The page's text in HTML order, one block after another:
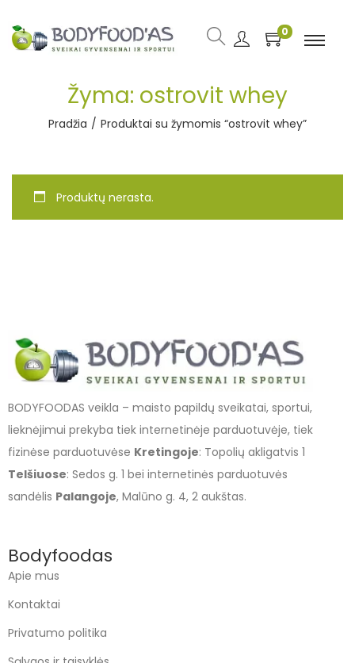
0
Žyma: ostrovit whey
Pradžia / Produktai su žymomis “ostrovit whey”
Produktų nerasta.
BODYFOODAS veikla – maisto papildų sveikatai, sportui,
lieknėjimui prekyba tiek internetinėje parduotuvėje, tiek
fizinėse parduotuvėse Kretingoje: Topolių akligatvis 1
Telšiuose: Sedos g. 1 bei internetinės parduotuvės
sandėlis Palangoje, Malūno g. 4, 2 aukštas.
Bodyfoodas
Apie mus
Kontaktai
Privatumo politika